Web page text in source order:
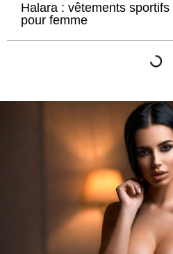
Halara : vêtements
pour femme